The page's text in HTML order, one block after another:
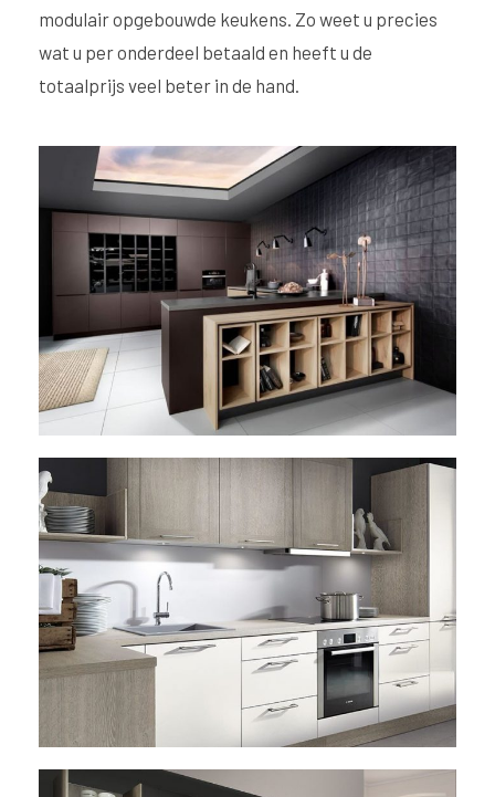
modulair opgebouwde keukens. Zo weet u precies
wat u per onderdeel betaald en heeft u de
totaalprijs veel beter in de hand.